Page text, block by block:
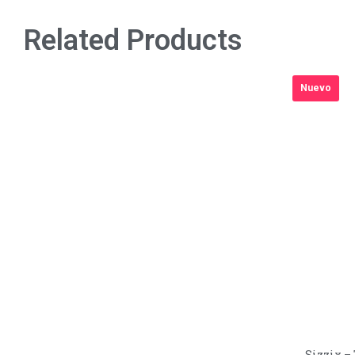
Related Products
Nuevo